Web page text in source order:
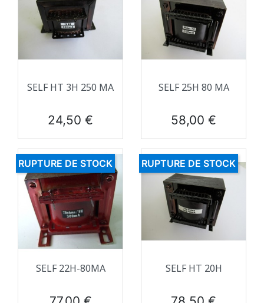
SELF HT 3H 250 MA
Prix
24,50 €
SELF 25H 80 MA
Prix
58,00 €
SELF 22H-80MA
Prix
RUPTURE DE STOCK
SELF HT 20H
Prix
RUPTURE DE STOCK